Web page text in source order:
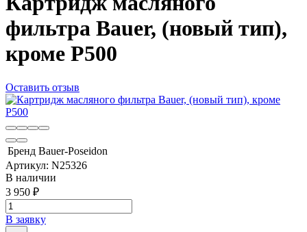
фильтра Bauer, (новый тип),
кроме Р500
Оставить отзыв
Бренд Bauer-Poseidon
Артикул: N25326
В наличии
3 950 ₽
В заявку